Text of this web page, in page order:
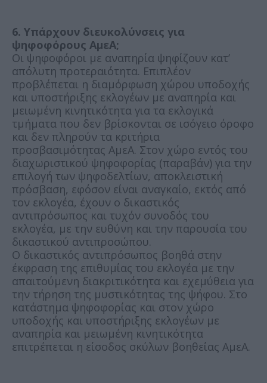
6. Υπάρχουν διευκολύνσεις για
ψηφοφόρους ΑμεΑ;
Οι ψηφοφόροι με αναπηρία ψηφίζουν κατ’
απόλυτη προτεραιότητα. Επιπλέον
προβλέπεται η διαμόρφωση χώρου υποδοχής
και υποστήριξης εκλογέων με αναπηρία και
μειωμένη κινητικότητα για τα εκλογικά
τμήματα που δεν βρίσκονται σε ισόγειο όροφο
και δεν πληρούν τα κριτήρια
προσβασιμότητας ΑμεΑ. Στον χώρο εντός του
διαχωριστικού ψηφοφορίας (παραβάν) για την
επιλογή των ψηφοδελτίων, αποκλειστική
πρόσβαση, εφόσον είναι αναγκαίο, εκτός από
τον εκλογέα, έχουν ο δικαστικός
αντιπρόσωπος και τυχόν συνοδός του
εκλογέα, με την ευθύνη και την παρουσία του
δικαστικού αντιπροσώπου.
Ο δικαστικός αντιπρόσωπος βοηθά στην
έκφραση της επιθυμίας του εκλογέα με την
απαιτούμενη διακριτικότητα και εχεμύθεια για
την τήρηση της μυστικότητας της ψήφου. Στο
κατάστημα ψηφοφορίας και στον χώρο
υποδοχής και υποστήριξης εκλογέων με
αναπηρία και μειωμένη κινητικότητα
επιτρέπεται η είσοδος σκύλων βοηθείας ΑμεΑ.